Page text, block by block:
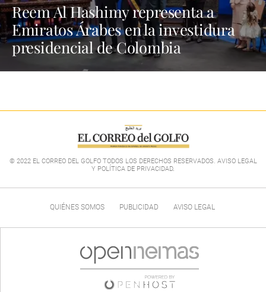
Reem Al Hashimy representa a
Emiratos Árabes en la investidura
presidencial de Colombia
© 2022 EL CORREO DEL GOLFO TODOS LOS DERECHOS RESERVADOS. AVISO LEGAL
Y POLÍTICA DE PRIVACIDAD.
QUIÉNES SOMOS PUBLICIDAD AVISO LEGAL